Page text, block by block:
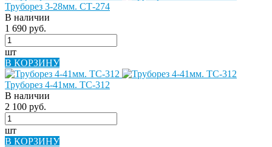
Труборез 3-28мм. CТ-274
В наличии
1 690 руб.
шт
В КОРЗИНУ
Труборез 4-41мм. ТС-312
В наличии
2 100 руб.
шт
В КОРЗИНУ